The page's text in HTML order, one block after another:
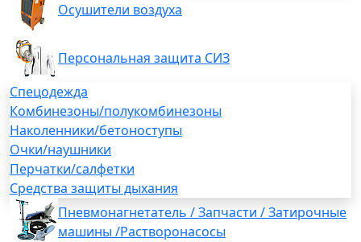
Осушители воздуха
Персональная защита СИЗ
Спецодежда
Комбинезоны/полукомбинезоны
Наколенники/бетоноступы
Очки/наушники
Перчатки/салфетки
Средства защиты дыхания
Пневмонагнетатель / Запчасти / Затирочные
машины /Растворонасосы